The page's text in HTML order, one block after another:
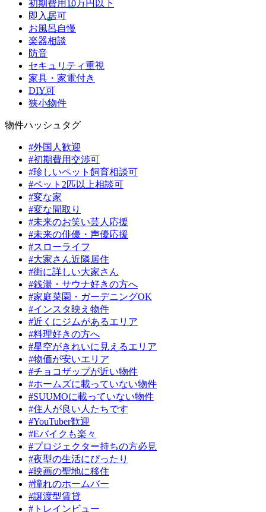
初期費用10万円以下
即入居可
お風呂自慢
楽器相談
防音
セキュリティ重視
家具・家電付き
DIY可
狭小物件
物件ハッシュタグ
#外国人歓迎
#初期費用交渉可
#珍しいペット飼育相談可
#ペット2匹以上相談可
#変な家
#変な間取り
#未来のお笑い芸人応援
#未来の俳優・声優応援
#スローライフ
#大家さん近隣居住
#街に詳しい大家さん
#銭湯・サウナ好きの方へ
#家庭菜園・ガーデニングOK
#インスタ映え物件
#近くにジムがあるエリア
#料理好きの方へ
#星空がきれいに見えるエリア
#物価が安いエリア
#チョコザップが近い物件
#ホームズに載っていない物件
#SUUMOに載っていない物件
#住人が良い人たちです
#YouTuber歓迎
#Eバイクも楽々
#プロジェクター持ちの方必見
#夜型の生活にぴったり
#映画の聖地に移住
#憧れのホームバー
#譲渡型賃貸
#トレインビュー